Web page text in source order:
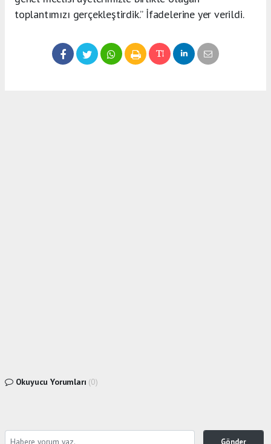
toplantımızı gerçekleştirdik.” İfadelerine yer verildi.
Okuyucu Yorumları (0)
Gönder